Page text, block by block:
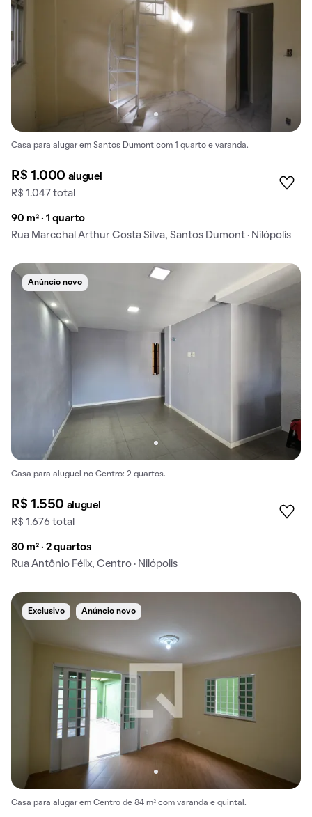
Casa para alugar em Santos Dumont com 1 quarto e varanda.
R$ 1.000 aluguel
R$ 1.047 total
90 m² · 1 quarto
Rua Marechal Arthur Costa Silva, Santos Dumont · Nilópolis
Anúncio novo
Casa para aluguel no Centro: 2 quartos.
R$ 1.550 aluguel
R$ 1.676 total
80 m² · 2 quartos
Rua Antônio Félix, Centro · Nilópolis
Exclusivo Anúncio novo
Casa para alugar em Centro de 84 m² com varanda e quintal.